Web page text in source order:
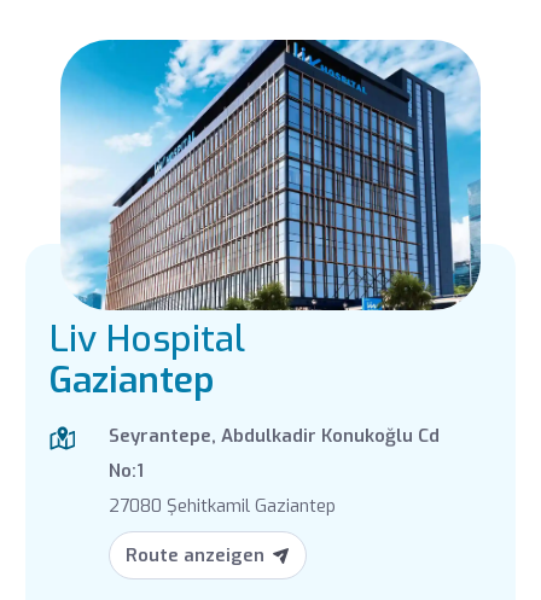
Liv Hospital
Gaziantep
Seyrantepe, Abdulkadir Konukoğlu Cd
No:1
27080 Şehitkamil Gaziantep
Route anzeigen